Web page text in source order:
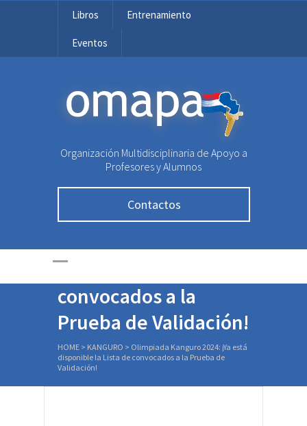
Libros Entrenamiento
Eventos
OMAPA
Organización Multidisciplinaria de Apoyo a
Profesores y Alumnos
Contactos
Olimpiada Kanguro
2024: ¡Ya está
disponible la Lista de
convocados a la
Prueba de Validación!
HOME > KANGURO > Olimpiada Kanguro 2024: ¡Ya está
disponible la Lista de convocados a la Prueba de
Validación!